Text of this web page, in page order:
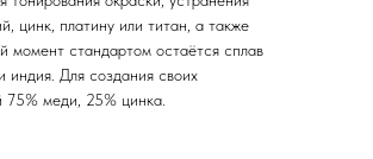
цинк, платину или титан, а также
стандартом остаётся сплав
Для создания своих
75% меди, 25% цинка.